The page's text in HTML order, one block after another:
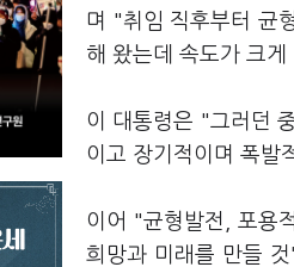
며 "취임 직후부터 균
해 왔는데 속도가 크게
이 대통령은 "그러던
이고 장기적이며 폭발
이어 "균형발전, 포용
희망과 미래를 만들